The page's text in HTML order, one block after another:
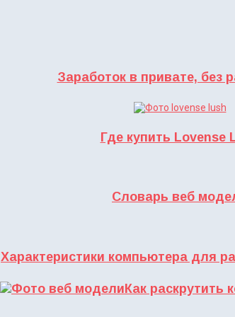
Заработок в привате, без
Где купить Lovense
Словарь веб
Характеристики компьютера для
Как раскрутить